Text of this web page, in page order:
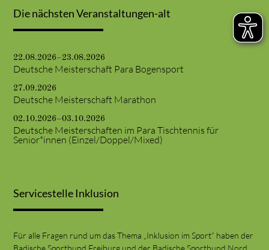
Die nächsten Veranstaltungen-alt
22.08.2026–23.08.2026
Deutsche Meisterschaft Para Bogensport
27.09.2026
Deutsche Meisterschaft Marathon
02.10.2026–03.10.2026
Deutsche Meisterschaften im Para Tischtennis für
Senior*innen (Einzel/Doppel/Mixed)
Servicestelle Inklusion
Für alle Fragen rund um das Thema „Inklusion im Sport“ haben der
Badische Sportbund Freiburg und der Badische Sportbund Nord